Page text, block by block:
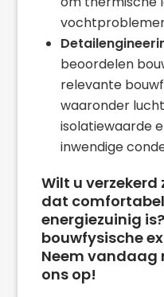
beoordelen
relevante
waaronder
isolatiewaarde
inwendige
Wilt u
dat
energiezuinig
bouwfysische
Neem
ons op!